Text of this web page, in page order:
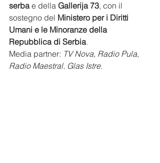
serba e della Gallerija 73, con il
sostegno del Ministero per i Diritti
Umani e le Minoranze della
Repubblica di Serbia.
Media partner: TV Nova, Radio Pula,
Radio Maestral, Glas Istre.